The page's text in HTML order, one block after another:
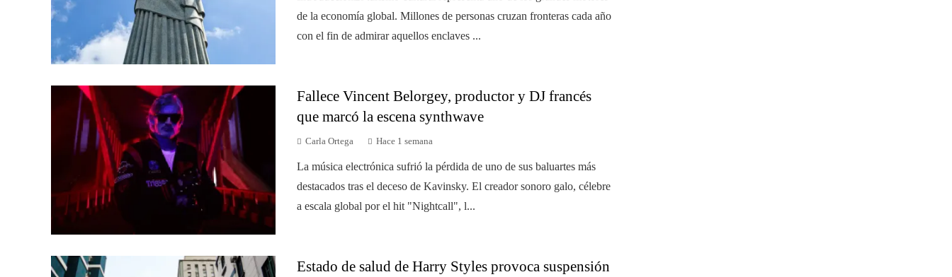
de la economía global. Millones de personas cruzan fronteras cada año
con el fin de admirar aquellos enclaves ...
Fallece Vincent Belorgey, productor y DJ francés
que marcó la escena synthwave
Carla Ortega Hace 1 semana
La música electrónica sufrió la pérdida de uno de sus baluartes más
destacados tras el deceso de Kavinsky. El creador sonoro galo, célebre
a escala global por el hit "Nightcall", l...
Estado de salud de Harry Styles provoca suspensión